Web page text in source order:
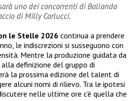
uno dei concorrenti di Ballando
di Milly Carlucci.
le Stelle 2026 continua a prendere
le indiscrezioni si susseguono con
Mentre la produzione guidata da
definizione del gruppo di
la prossima edizione del talent di
alcuni nomi di rilievo. Tra le ipotesi
nelle ultime ore c’è quella che